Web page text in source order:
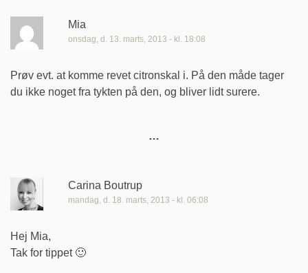
Mia
onsdag, d. 13. marts, 2013 - kl. 18:08
Prøv evt. at komme revet citronskal i. På den måde tager
du ikke noget fra tykten på den, og bliver lidt surere.
Carina Boutrup
mandag, d. 18. marts, 2013 - kl. 06:08
Hej Mia,
Tak for tippet 🙂